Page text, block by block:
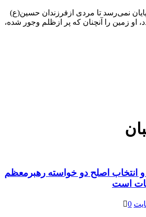
نمی‌رسد تا مردی ازفرزندان حسین(ع)
او زمین را آنچنان که پر ازظلم وجور شده،
انتخاب اصلح دو خواسته رهبرمعظم
است
0